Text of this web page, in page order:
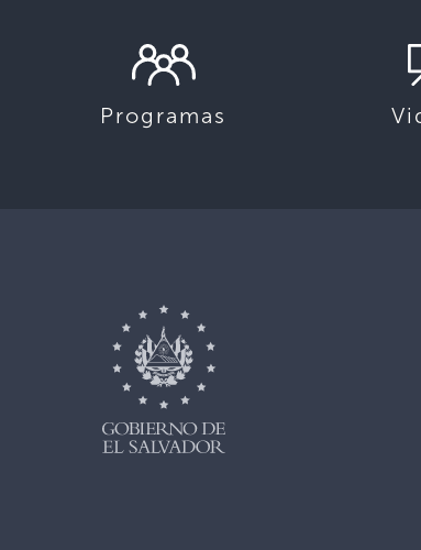
Programas